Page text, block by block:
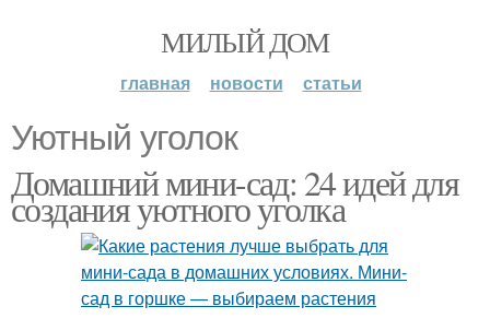
МИЛЫЙ ДОМ
главная новости статьи
Уютный уголок
Домашний мини-сад: 24 идей для
создания уютного уголка